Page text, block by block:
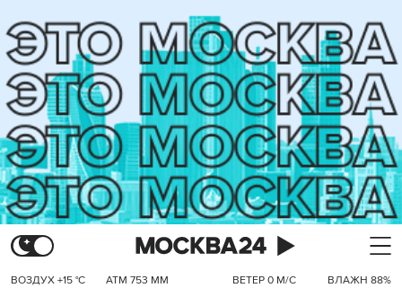
ВОЗДУХ +15 °C АТМ 753 ММ ВЕТЕР 0 М/С ВЛАЖН 88%